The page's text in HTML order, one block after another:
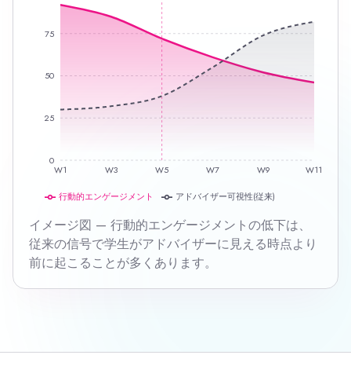
W1 W3 W5 W7 W9 W11
0
25
50
75
行動的エンゲージメント アドバイザー可視性(従来)
イメージ図 — 行動的エンゲージメントの低下は、
従来の信号で学生がアドバイザーに見える時点より
前に起こることが多くあります。